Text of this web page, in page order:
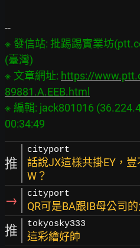
※ 發信站: 批踢踢實業坊
(臺灣)
※ 文章網址: https://
89881.A.EEB.html
※ 編輯: jack801016
推
cityport
話說JX這樣共掛EY，
W？
→ cityport
QR可是BA跟IB母公司
推 tokyosky333
這彩繪好帥